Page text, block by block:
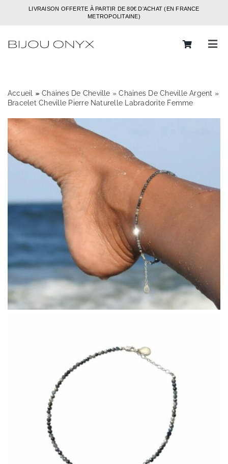
LIVRAISON OFFERTE À PARTIR DE 80€ D’ACHAT (EN FRANCE
METROPOLITAINE)
Bijoux
Bagues
Boucles d’oreilles
Bracelets
Chaines
COLLECTIONS DE BIJOUX
Idées Cadeaux
NOUVEAUTES
Accueil »
»Chaines De Cheville »Chaines De Cheville Argent »
Bracelet Cheville Pierre Naturelle Labradorite Femme